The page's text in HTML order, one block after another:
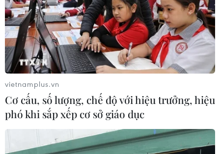
vietnamplus.vn
Cơ cấu, số lượng, chế độ với hiệu trưởng, hiệu
phó khi sắp xếp cơ sở giáo dục